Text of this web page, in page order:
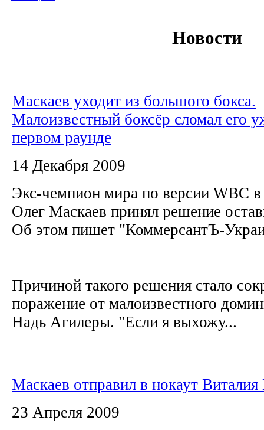
Новости
Маскаев уходит из большого бокса.
Малоизвестный боксёр сломал его
первом раунде
14 Декабря 2009
Экс-чемпион мира по версии WBC
Олег Маскаев принял решение
Об этом пишет "КоммерсантЪ-
Причиной такого решения стало
поражение от малоизвестного
Надь Агилеры. "Если я выхожу...
Маскаев отправил в нокаут
23 Апреля 2009